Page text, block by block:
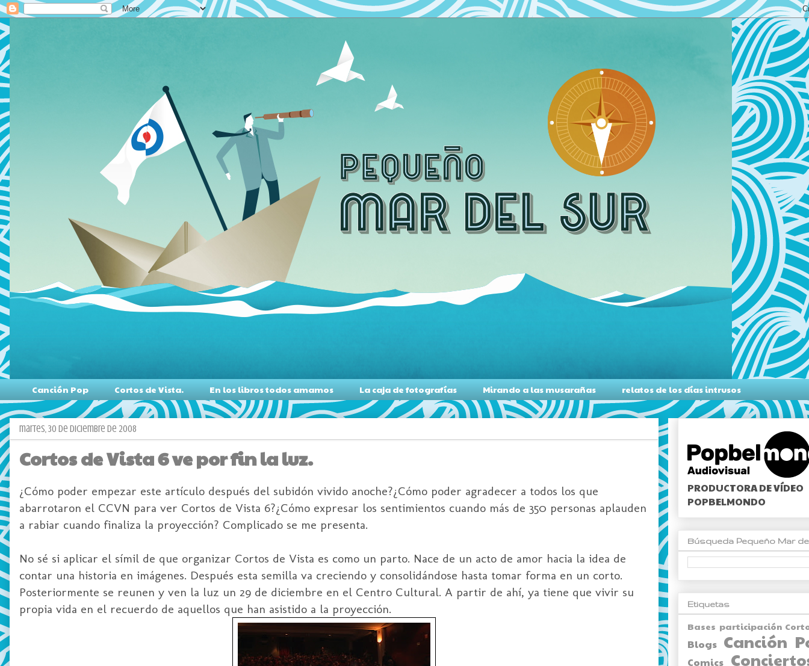
Canción Pop Cortos de Vista. En los libros todos amamos La caja de fotografías Mirando a las musarañas relatos de los días intrusos
martes, 30 de diciembre de 2008
Cortos de Vista 6 ve por fin la luz.
¿Cómo poder empezar este artículo después del subidón vivido anoche?¿Cómo poder agradecer a todos los que
abarrotaron el CCVN para ver Cortos de Vista 6?¿Cómo expresar los sentimientos cuando más de 350 personas aplauden
a rabiar cuando finaliza la proyección? Complicado se me presenta.
No sé si aplicar el símil de que organizar Cortos de Vista es como un parto. Nace de un acto de amor hacia la idea de
contar una historia en imágenes. Después esta semilla va creciendo y consolidándose hasta tomar forma en un corto.
Posteriormente se reunen y ven la luz un 29 de diciembre en el Centro Cultural. A partir de ahí, ya tiene que vivir su
propia vida en el recuerdo de aquellos que han asistido a la proyección.
PRODUCTORA DE VÍDEO
POPBELMONDO
Búsqueda Pequeño Mar
Etiquetas
Bases participación
Blogs Canción
Comics